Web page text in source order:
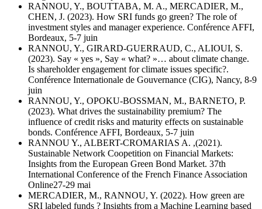
RANNOU, Y., BOUTTABA, M. A., MERCADIER, M.,
CHEN, J. (2023). How SRI funds go green? The role of
investment styles and manager experience. Conférence AFFI,
Bordeaux, 5-7 juin
RANNOU, Y., GIRARD-GUERRAUD, C., ALIOUI, S.
(2023). Say « yes », Say « what? »… about climate change.
Is shareholder engagement for climate issues specific?.
Conférence Internationale de Gouvernance (CIG), Nancy, 8-9
juin
RANNOU, Y., OPOKU-BOSSMAN, M., BARNETO, P.
(2023). What drives the sustainability premium? The
influence of credit risks and maturity effects on sustainable
bonds. Conférence AFFI, Bordeaux, 5-7 juin
RANNOU Y., ALBERT-CROMARIAS A. ,(2021).
Sustainable Network Coopetition on Financial Markets:
Insights from the European Green Bond Market. 37th
International Conference of the French Finance Association
Online27-29 mai
MERCADIER, M., RANNOU, Y. (2022). How green are
SRI labeled funds ? Insights from a Machine Learning based